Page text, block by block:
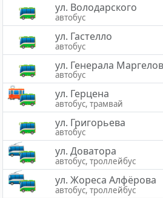
ул. Володарского
автобус
ул. Гастелло
автобус
ул. Генерала
автобус
ул. Герцена
автобус, трамвай
ул. Григорьева
автобус
ул. Доватора
автобус, троллейбус
ул. Жореса Алфёрова
автобус, троллейбус